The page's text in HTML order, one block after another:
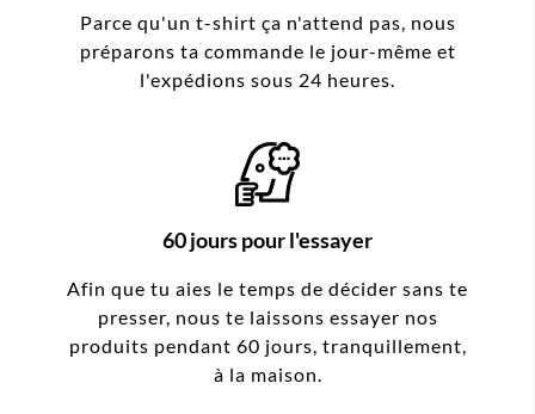
Parce qu'un t-shirt ça n'attend pas, nous
préparons ta commande le jour-même et
l'expédions sous 24 heures.
60 jours pour l'essayer
Afin que tu aies le temps de décider sans te
presser, nous te laissons essayer nos
produits pendant 60 jours, tranquillement,
à la maison.